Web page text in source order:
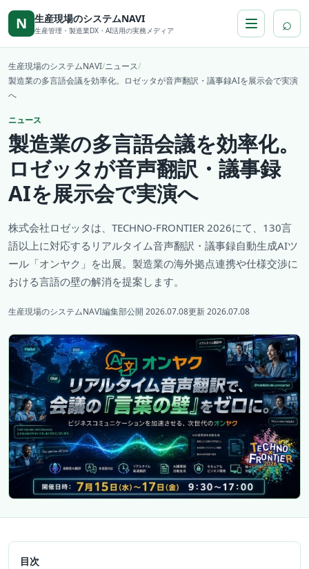
本文へ移動
N 生産現場のシステムNAVI
生産管理・製造業DX・AI活用の実務メディア ⌕
生産現場のシステムNAVI/ニュース/
製造業の多言語会議を効率化。ロゼッタが音声翻訳・議事録AIを展示会で実演
へ
ニュース
製造業の多言語会議を効率化。
ロゼッタが音声翻訳・議事録
AIを展示会で実演へ
株式会社ロゼッタは、TECHNO-FRONTIER 2026にて、130言
語以上に対応するリアルタイム音声翻訳・議事録自動生成AIツ
ール「オンヤク」を出展。製造業の海外拠点連携や仕様交渉に
おける言語の壁の解消を提案します。
生産現場のシステムNAVI編集部公開 2026.07.08更新 2026.07.08
目次